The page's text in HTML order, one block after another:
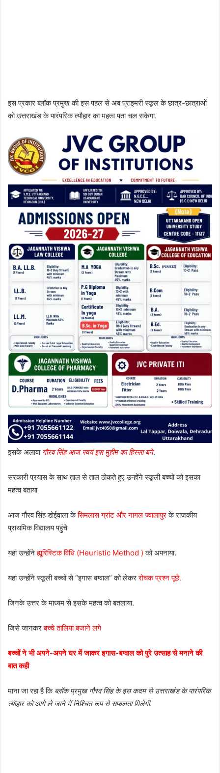
इस प्रकार ब्लॉक प्रमुख की इस पहल से अब प्राइमरी स्कूल के छात्र-छात्राओं
को उत्तराखंड के पारंपरिक त्यौहार का महत्व पता चल सकेगा.
इसके अलावा गौरव सिंह आज स्वयं इस मुहीम का हिस्सा बने.
सरकारी प्रयास के साथ ताल से ताल ठोकते हुए उन्होंने स्कूली बच्चों को इसका
महत्व बताया
आज गौरव सिंह डोईवाला केसिमलास ग्रांट और नागल ज्वालापुरके राजकीय
प्राथमिक विद्यालय पहुंचे
यहां उन्होंनेह्यूरिस्टिक विधि (Heuristic Method ) को अपनाया.
यहां उन्होंने स्कूली बच्चों से “इगास बग्वाल” को लेकररोचक प्रश्न पूछे.
जिनके उत्तर के माध्यम से इसके महत्व को बतलाया.
जिसे जानकरबच्चे तालियां बजाने लगे
बच्चों ने भी अपने-अपने घर में जाकर इगास-बग्वाल को पुरे उत्साह से मनाने की
बात कही
माना जा रहा है कि ब्लॉक प्रमुख गौरव सिंह के इस कदम से उत्तराखंड के पारंपरिक
त्यौहार को आगे ले जाने में निश्चित रूप से सफलता मिलेगी.